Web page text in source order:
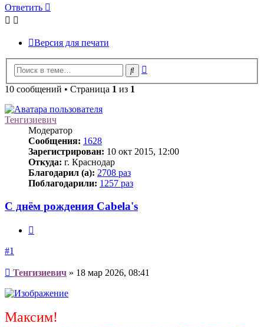
Ответить
Ответить
Версия для печати
Поиск
10 сообщений • Страница 1 из 1
Тенгизиевич
Модератор
Сообщения: 1628
Зарегистрирован: 10 окт 2015, 12:00
Откуда: г. Краснодар
Благодарил (а): 2708 раз
Поблагодарили: 1257 раз
С днём рождения Cabela's
#1
Сообщение
Тенгизиевич » 18 мар 2026, 08:41
Максим!